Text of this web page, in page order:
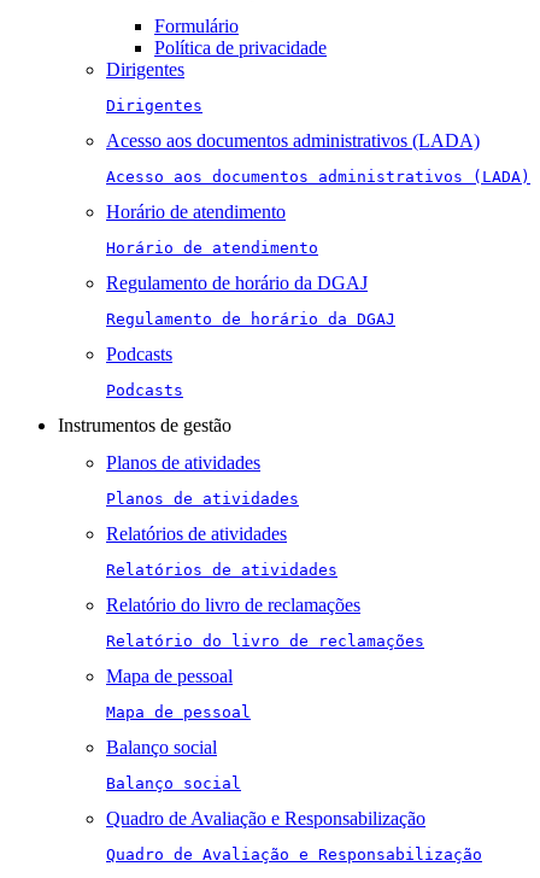
Formulário
Política de privacidade
Dirigentes
Dirigentes
Acesso aos documentos administrativos (LADA)
Acesso aos documentos administrativos (LADA)
Horário de atendimento
Horário de atendimento
Regulamento de horário da DGAJ
Regulamento de horário da DGAJ
Podcasts
Podcasts
Instrumentos de gestão
Planos de atividades
Planos de atividades
Relatórios de atividades
Relatórios de atividades
Relatório do livro de reclamações
Relatório do livro de reclamações
Mapa de pessoal
Mapa de pessoal
Balanço social
Balanço social
Quadro de Avaliação e Responsabilização
Quadro de Avaliação e Responsabilização